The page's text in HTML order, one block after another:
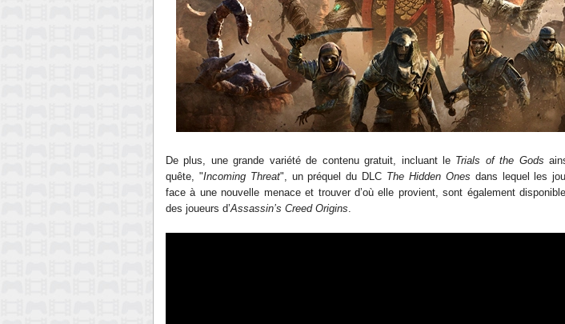
De plus, une grande variété de contenu gratuit, incluant le Trials of the Gods
quête, "Incoming Threat", un préquel du DLC The Hidden Ones dans lequel les
face à une nouvelle menace et trouver d’où elle provient, sont également
des joueurs d’Assassin’s Creed Origins.